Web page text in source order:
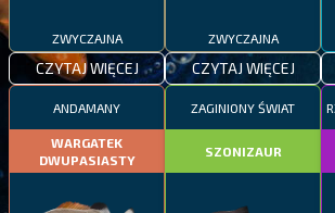
ZWYCZAJNA
CZYTAJ WIĘCEJ
ZWYCZAJNA
CZYTAJ WIĘCEJ
ANDAMANY
WARGATEK
DWUPASIASTY
ZAGINIONY ŚWIAT
SZONIZAUR